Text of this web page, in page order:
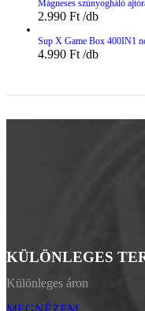
Mágneses szúnyogháló
2.990 Ft
Sup X Game Box 400IN1
4.990 Ft
KÜLÖNLEGES
Különleges áron